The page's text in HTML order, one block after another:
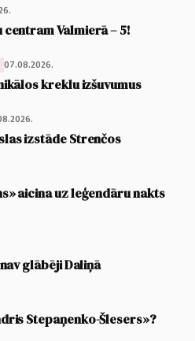
centram Valmierā – 5!
07.08.2026.
kreklu izšuvumus
izstāde Strenčos
aicina uz leģendāru nakts
glābēji Daliņā
Stepaņenko-Šlesers»?